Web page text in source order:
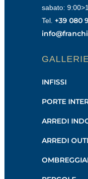
sabato:
Tel. +39 080
INFISSI
PORTE
ARREDI
ARREDI